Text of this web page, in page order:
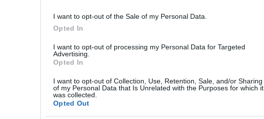
I want to opt-out of the Sale of my Personal Data.
Opted In
I want to opt-out of processing my Personal Data for Targeted
Advertising.
Opted In
I want to opt-out of Collection, Use, Retention, Sale, and/or Sharing
of my Personal Data that Is Unrelated with the Purposes for which it
was collected.
Opted Out